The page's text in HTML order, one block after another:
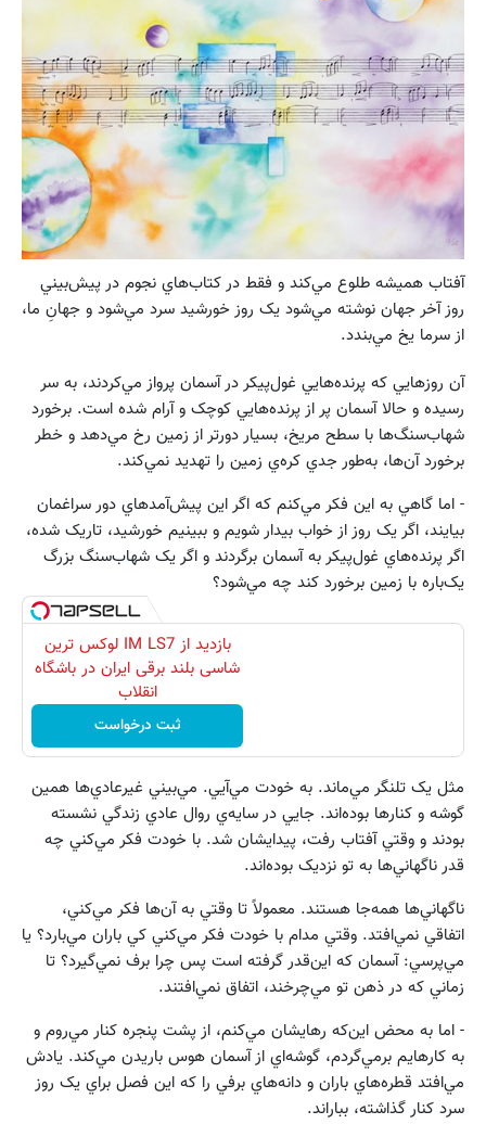
آفتاب هميشه طلوع مي‌کند و فقط در کتاب‌هاي نجوم در پيش‌بيني
روز آخر جهان نوشته مي‌شود يک روز خورشيد سرد مي‌شود و جهانِ ما،
از سرما يخ مي‌بندد.
آن روز‌هايي که پرنده‌هايي غول‌پيکر در آسمان پرواز مي‌کردند، به سر
رسيده و حالا آسمان پر از پرنده‌هايي کوچک و آرام شده است. برخورد
شهاب‌سنگ‌ها با سطح مريخ، بسيار دور‌تر از زمين رخ مي‌دهد و خطر
برخورد آن‌ها، به‌طور جدي كره‌ي زمين را تهديد نمي‌کند.
- اما گاهي به اين فکر مي‌کنم كه اگر اين پيش‌آمد‌هاي دور سراغمان
بيايند، اگر يک روز از خواب بيدار شويم و ببينيم خورشيد، تاريک شده،
اگر پرنده‌هاي غول‌پيکر به آسمان بر‌گردند و اگر يک شهاب‌سنگ بزرگ
يک‌باره با زمين برخورد کند چه مي‌شود؟
بازدید از IM LS7 لوکس ترین
شاسی بلند برقی ایران در باشگاه
انقلاب
ثبت درخواست
مثل يک تلنگر مي‌ماند. به خودت مي‌آيي. مي‌بيني غير‌عادي‌ها همين
گوشه و کنار‌ها بوده‌اند. جايي در سايه‌ي روال عادي زندگي نشسته
بودند و وقتي آفتاب رفت، پيدايشان شد. با خودت فکر مي‌کني چه
قدر ناگهاني‌ها به تو نزديک بوده‌اند.
ناگهاني‌ها همه‌جا هستند. معمولاً تا وقتي به آن‌ها فکر مي‌کني،
اتفاقي نمي‌افتد. وقتي مدام با خودت فکر مي‌کني کي باران مي‌بارد؟ يا
مي‌پرسي: آسمان که اين‌قدر گرفته است پس چرا برف نمي‌گيرد؟ تا
زماني که در ذهن تو مي‌چرخند، اتفاق نمي‌افتند.
- اما به محض اين‌که رهايشان مي‌کنم، از پشت پنجره کنار مي‌روم و
به کار‌هايم بر‌مي‌گردم، گوشه‌اي از آسمان هوس باريدن مي‌کند. يادش
مي‌افتد قطره‌هاي باران و دانه‌هاي برفي را که اين فصل براي يک روز
سرد کنار گذاشته، بباراند.